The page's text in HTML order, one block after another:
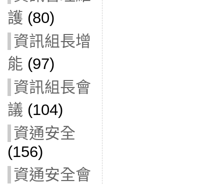
護 (80)
資訊組長增
能 (97)
資訊組長會
議 (104)
資通安全
(156)
資通安全會